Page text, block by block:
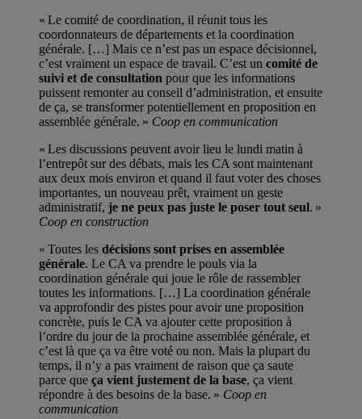
« Le comité de coordination, il réunit tous les
coordonnateurs de départements et la coordination
générale. […] Mais ce n’est pas un espace décisionnel,
c’est vraiment un espace de travail. C’est un comité de
suivi et de consultation pour que les informations
puissent remonter au conseil d’administration, et ensuite
de ça, se transformer potentiellement en proposition en
assemblée générale. » Coop en communication
« Les discussions peuvent avoir lieu le lundi matin à
l’entrepôt sur des débats, mais les CA sont maintenant
aux deux mois environ et quand il faut voter des choses
importantes, un nouveau prêt, vraiment un geste
administratif, je ne peux pas juste le poser tout seul. »
Coop en construction
« Toutes les décisions sont prises en assemblée
générale. Le CA va prendre le pouls via la
coordination générale qui joue le rôle de rassembler
toutes les informations. […] La coordination générale
va approfondir des pistes pour avoir une proposition
concrète, puis le CA va ajouter cette proposition à
l’ordre du jour de la prochaine assemblée générale, et
c’est là que ça va être voté ou non. Mais la plupart du
temps, il n’y a pas vraiment de raison que ça saute
parce que ça vient justement de la base, ça vient
répondre à des besoins de la base. » Coop en
communication